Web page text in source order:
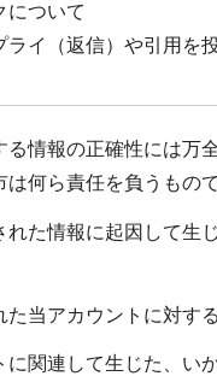
について
イ（返信）や引用を
情報の正確性には万
何ら責任を負うもの
た情報に起因して生
当アカウントに対す
関連して生じた、い